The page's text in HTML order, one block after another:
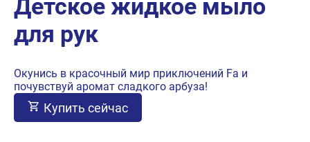
Детское жидкое мыло
для рук
Окунись в красочный мир приключений Fa и
почувствуй аромат сладкого арбуза!
Купить сейчас